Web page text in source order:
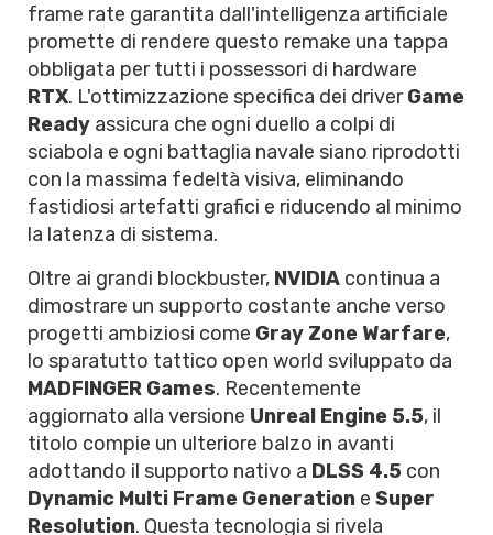
frame rate garantita dall'intelligenza artificiale
promette di rendere questo remake una tappa
obbligata per tutti i possessori di hardware
RTX. L'ottimizzazione specifica dei driverGame
Ready assicura che ogni duello a colpi di
sciabola e ogni battaglia navale siano riprodotti
con la massima fedeltà visiva, eliminando
fastidiosi artefatti grafici e riducendo al minimo
la latenza di sistema.
Oltre ai grandi blockbuster, NVIDIA continua a
dimostrare un supporto costante anche verso
progetti ambiziosi come Gray Zone Warfare,
lo sparatutto tattico open world sviluppato da
MADFINGER Games. Recentemente
aggiornato alla versione Unreal Engine 5.5, il
titolo compie un ulteriore balzo in avanti
adottando il supporto nativo a DLSS 4.5 con
Dynamic Multi Frame Generation e Super
Resolution. Questa tecnologia si rivela